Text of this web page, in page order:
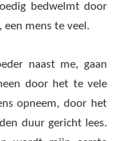
bedwelmt door
mens te veel.
naast me, gaan
door het te vele
opneem, door het
duur gericht lees.